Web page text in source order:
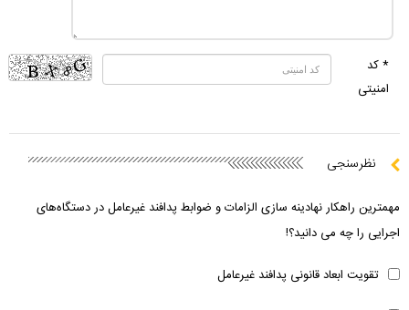
* کد
امنیتی
نظرسنجی
مهمترین راهکار نهادینه سازی الزامات و ضوابط پدافند غیرعامل در دستگاه‌های
اجرایی را چه می دانید؟!
تقویت ابعاد قانونی پدافند غیرعامل